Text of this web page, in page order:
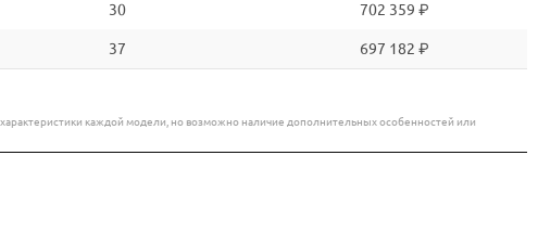
30 702 359 ₽
37 697 182 ₽
каждой модели, но возможно наличие дополнительных особенностей или